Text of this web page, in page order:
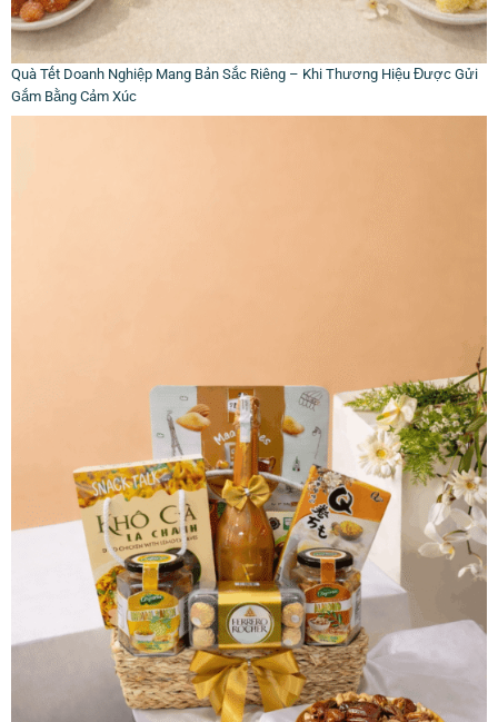
Quà Tết Doanh Nghiệp Mang Bản Sắc Riêng – Khi Thương Hiệu Được Gửi
Gắm Bằng Cảm Xúc